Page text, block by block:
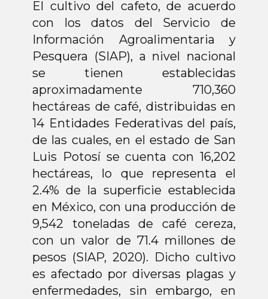
Fitosanitaria
Campaña Contra Plagas
Reglamentadas De Los Cítricos
Campaña Nacional Contra Moscas
De La Fruta
Campaña Contra La Langosta
Campaña Contra Plagas Del Cafeto
Campaña Del Manejo Fitosanitario
De Hortalizas
Operación de Puntos de Verificación
Interna en Materia Fitosanitaria
Inocuidad Agricola
Procesos de
Adquisiciones
Convocatorias
Divulgación
El cultivo del cafeto, de acuerdo
con los datos del Servicio de
Información Agroalimentaria y
Pesquera (SIAP), a nivel nacional
se tienen establecidas
aproximadamente 710,360
hectáreas de café, distribuidas en
14 Entidades Federativas del país,
de las cuales, en el estado de San
Luis Potosí se cuenta con 16,202
hectáreas, lo que representa el
2.4% de la superficie establecida
en México, con una producción de
9,542 toneladas de café cereza,
con un valor de 71.4 millones de
pesos (SIAP, 2020). Dicho cultivo
es afectado por diversas plagas y
enfermedades, sin embargo, en